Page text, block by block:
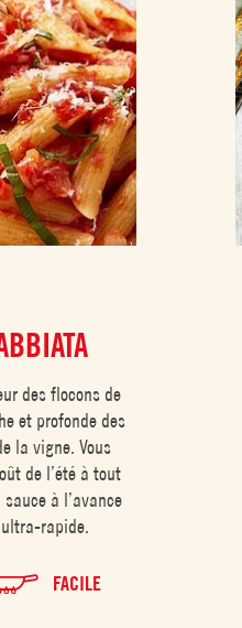
des flocons de
et profonde des
la vigne. Vous
de l’été à tout
à l’avance
rapide.
FACILE